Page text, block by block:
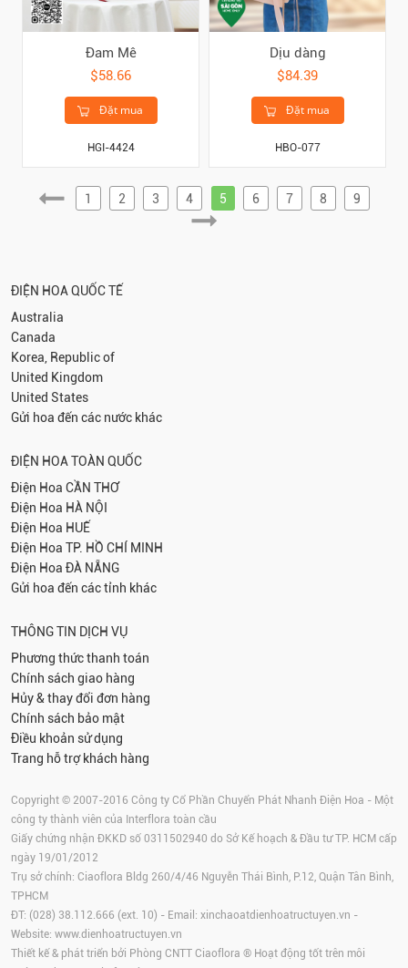
Đam Mê
$58.66
Đặt mua
HGI-4424
Dịu dàng
$84.39
Đặt mua
HBO-077
1 2 3 4 5 6 7 8 9
ĐIỆN HOA QUỐC TẾ
Australia
Canada
Korea, Republic of
United Kingdom
United States
Gửi hoa đến các nước khác
ĐIỆN HOA TOÀN QUỐC
Điện Hoa CẦN THƠ
Điện Hoa HÀ NỘI
Điện Hoa HUẾ
Điện Hoa TP. HỒ CHÍ MINH
Điện Hoa ĐÀ NẴNG
Gửi hoa đến các tỉnh khác
THÔNG TIN DỊCH VỤ
Phương thức thanh toán
Chính sách giao hàng
Hủy & thay đổi đơn hàng
Chính sách bảo mật
Điều khoản sử dụng
Trang hỗ trợ khách hàng
Copyright © 2007-2016 Công ty Cổ Phần Chuyển Phát Nhanh Điện Hoa - Một
công ty thành viên của Interflora toàn cầu
Giấy chứng nhận ĐKKD số 0311502940 do Sở Kế hoạch & Đầu tư TP. HCM cấp
ngày 19/01/2012
Trụ sở chính: Ciaoflora Bldg 260/4/46 Nguyễn Thái Bình, P.12, Quận Tân Bình,
TPHCM
ĐT: (028) 38.112.666 (ext. 10) - Email: xinchaoatdienhoatructuyen.vn -
Website: www.dienhoatructuyen.vn
Thiết kế & phát triển bởi Phòng CNTT Ciaoflora ® Hoạt động tốt trên môi